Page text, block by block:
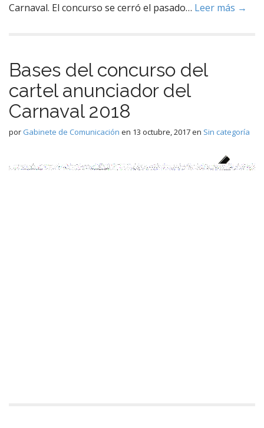
Carnaval. El concurso se cerró el pasado… Leer más →
Bases del concurso del
cartel anunciador del
Carnaval 2018
por Gabinete de Comunicación en 13 octubre, 2017en Sin categoría